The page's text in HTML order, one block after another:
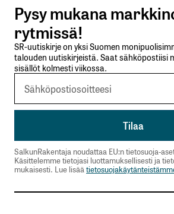
Lähetä kommentti
Pysy mukana
rytmissä!
SR-uutiskirje on yksi Suomen
talouden uutiskirjeistä. Saat sähköpostiisi
sisällöt kolmesti viikossa.
SalkunRakentaja noudattaa EU:n tietosuoja-
Käsittelemme tietojasi luottamuksellisesti ja
mukaisesti. Lue lisää